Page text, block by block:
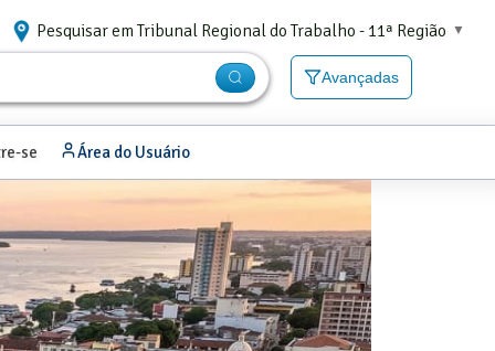
Pesquisar em Tribunal Regional do Trabalho - 11ª Região ▼
Avançadas
se Área do Usuário